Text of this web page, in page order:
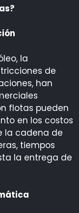
la
de
han
flotas pueden
en los costos
la cadena de
tiempos
la entrega de